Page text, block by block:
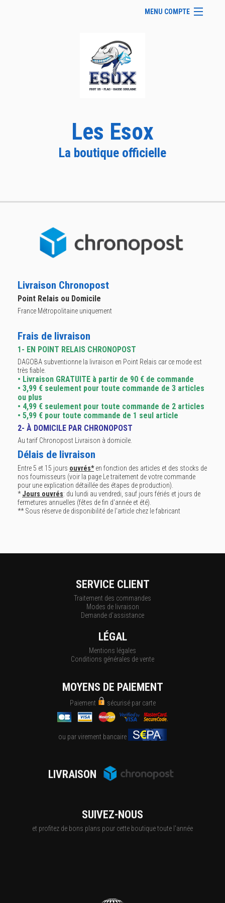
MENU COMPTE
Site Web du club
Pack Joueur
Facebook
Se connecter
Les Esox
La boutique officielle
Livraison Chronopost
Point Relais ou Domicile
France Métropolitaine uniquement
Frais de livraison
1- EN POINT RELAIS CHRONOPOST
DAGOBA subventionne la livraison en Point Relais car ce mode est
très fiable.
• Livraison GRATUITE à partir de 90 € de commande
• 3,99 € seulement pour toute commande de 3 articles
ou plus
• 4,99 € seulement pour toute commande de 2 articles
• 5,99 € pour toute commande de 1 seul article
2- À DOMICILE PAR CHRONOPOST
Au tarif Chronopost Livraison à domicile.
Délais de livraison
Entre 5 et 15 jours ouvrés*en fonction des articles et des stocks de
nos fournisseurs (voir la page
Le traitement de votre commande
pour une explication détaillée des étapes de production).
*Jours ouvrés: du lundi au vendredi, sauf jours fériés et jours de
fermetures annuelles (fêtes de fin d'année et été).
** Sous réserve de disponibilité de l'article chez le fabricant
SERVICE CLIENT
Traitement des commandes
Modes de livraison
Demande d'assistance
LÉGAL
Mentions légales
Conditions générales de vente
MOYENS DE PAIEMENT
Paiement sécurisé par carte
ou par virement bancaire
LIVRAISON
SUIVEZ-NOUS
et profitez de bons plans pour cette boutique toute l'année